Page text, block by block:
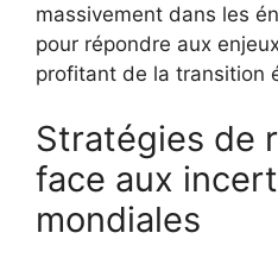
massivement dans les
pour répondre aux
profitant de la transition
Stratégies de
face aux
mondiales